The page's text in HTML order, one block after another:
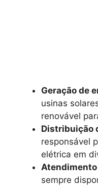
Geração de
usinas
renovável
Distribuição
responsável
elétrica em
sempre